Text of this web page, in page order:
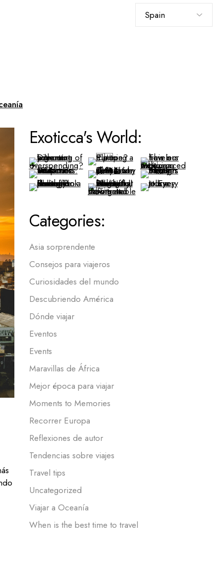
idioma
Exoticca's World:
Categories:
Asia sorprendente
Consejos para viajeros
Curiosidades del mundo
Descubriendo América
Dónde viajar
Eventos
Events
Maravillas de África
Mejor época para viajar
Moments to Memories
Recorrer Europa
Reflexiones de autor
Tendencias sobre viajes
Travel tips
Uncategorized
Viajar a Oceanía
When is the best time to travel